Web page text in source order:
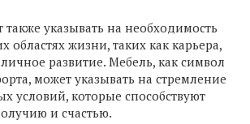
указывать на необходимость
областях жизни, таких как карьера,
развитие. Мебель, как символ
может указывать на стремление
условий, которые способствуют
и счастью.